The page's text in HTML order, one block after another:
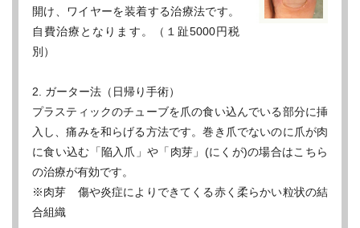
開け、ワイヤーを装着する治療法です。
自費治療となります。（１趾5000円税
別）
2. ガーター法（日帰り手術）
プラスティックのチューブを爪の食い込んでいる部分に挿
入し、痛みを和らげる方法です。巻き爪でないのに爪が肉
に食い込む「陥入爪」や「肉芽」(にくが)の場合はこちら
の治療が有効です。
※肉芽 傷や炎症によりできてくる赤く柔らかい粒状の結
合組織